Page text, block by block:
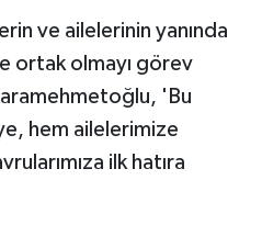
ve ailelerinin yanında
ortak olmayı görev
'Bu
hem ailelerimize
ilk hatıra